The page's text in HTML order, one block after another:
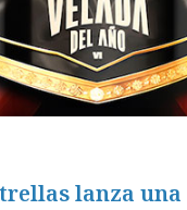
lanza